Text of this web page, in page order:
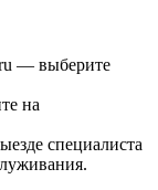
— выберите
на
специалиста